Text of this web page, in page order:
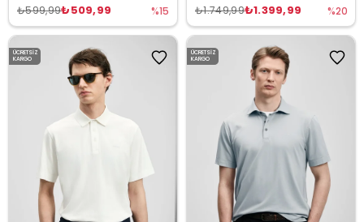
₺509,99
₺599,99 %15 ₺1.399,99
₺1.749,99 %20
ÜCRETSIZ
KARGO
ÜCRETSIZ
KARGO